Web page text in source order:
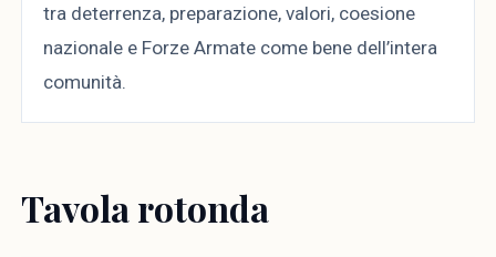
tra deterrenza, preparazione, valori, coesione
nazionale e Forze Armate come bene dell’intera
comunità.
Tavola rotonda